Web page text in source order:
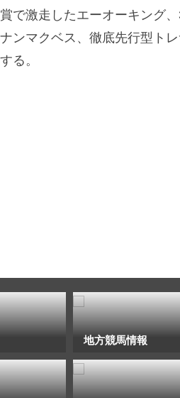
賞で激走したエーオーキング
ナンマクベス、徹底先行型ト
する。
地方競馬情報